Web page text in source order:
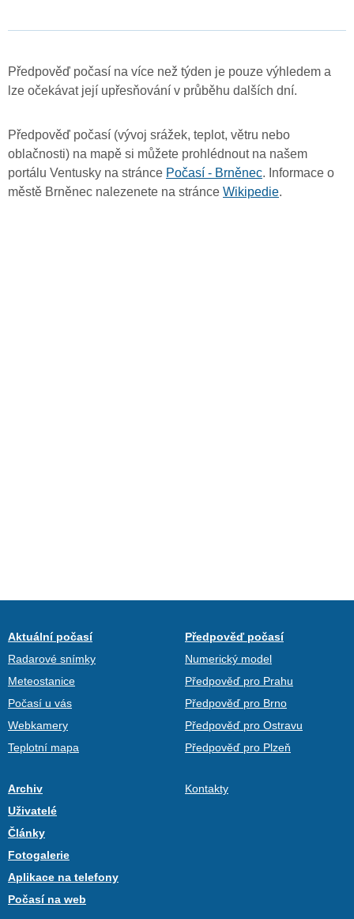
Předpověď počasí na více než týden je pouze výhledem a
lze očekávat její upřesňování v průběhu dalších dní.
Předpověď počasí (vývoj srážek, teplot, větru nebo
oblačnosti) na mapě si můžete prohlédnout na našem
portálu Ventusky na stránce Počasí - Brněnec. Informace o
městě Brněnec nalezenete na stránce Wikipedie.
Aktuální počasí
Radarové snímky
Meteostanice
Počasí u vás
Webkamery
Teplotní mapa
Předpověď počasí
Numerický model
Předpověď pro Prahu
Předpověď pro Brno
Předpověď pro Ostravu
Předpověď pro Plzeň
Archiv
Uživatelé
Články
Fotogalerie
Aplikace na telefony
Počasí na web
Kontakty